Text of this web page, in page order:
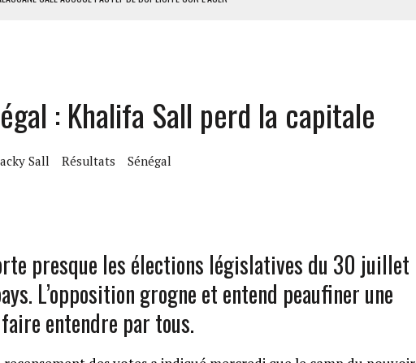
POUR BÂTIR LA GRANDE CÔTE D’IVOIRE
4 661 DÉTENUS POUR L’INDÉPENDANCE
: Khalifa Sall perd la capitale
Sall Résultats Sénégal
presque les élections législatives du 30 juillet
L’opposition grogne et entend peaufiner une
entendre par tous.